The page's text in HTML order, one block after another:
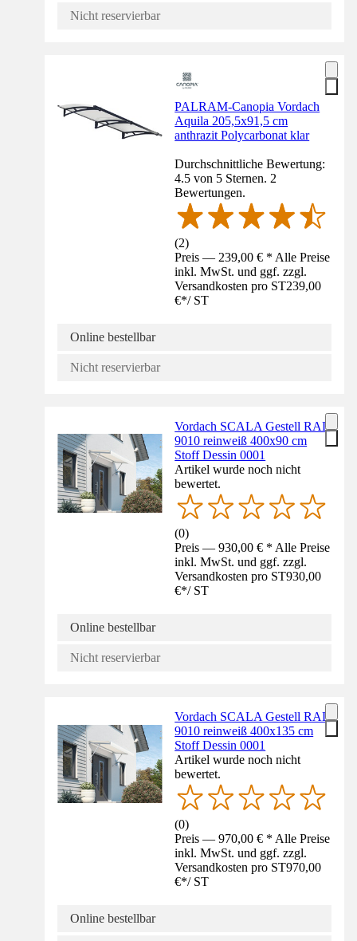
Nicht reservierbar
PALRAM-Canopia Vordach
Aquila 205,5x91,5 cm
anthrazit Polycarbonat klar
Durchschnittliche Bewertung:
4.5 von 5 Sternen. 2
Bewertungen.
(2)
Preis — 239,00 € * Alle Preise
inkl. MwSt. und ggf. zzgl.
Versandkosten pro ST239,00
€*/ ST
Online bestellbar
Nicht reservierbar
Vordach SCALA Gestell RAL
9010 reinweiß 400x90 cm
Stoff Dessin 0001
Artikel wurde noch nicht
bewertet.
(0)
Preis — 930,00 € * Alle Preise
inkl. MwSt. und ggf. zzgl.
Versandkosten pro ST930,00
€*/ ST
Online bestellbar
Nicht reservierbar
Vordach SCALA Gestell RAL
9010 reinweiß 400x135 cm
Stoff Dessin 0001
Artikel wurde noch nicht
bewertet.
(0)
Preis — 970,00 € * Alle Preise
inkl. MwSt. und ggf. zzgl.
Versandkosten pro ST970,00
€*/ ST
Online bestellbar